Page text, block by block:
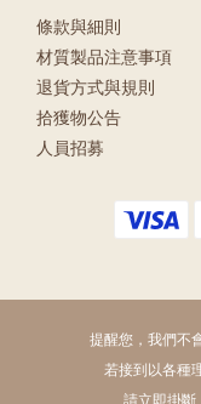
條款與細則
材質製品注意事項
退貨方式與規則
拾獲物公告
人員招募
提醒您，我們不
若接到以各種
請立即掛斷